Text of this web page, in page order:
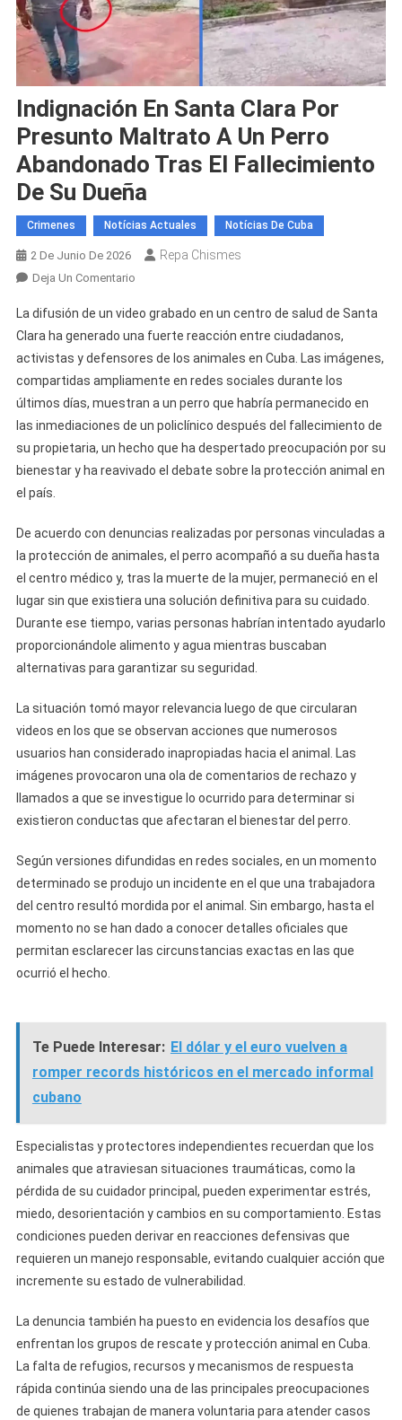
Indignación En Santa Clara Por
Presunto Maltrato A Un Perro
Abandonado Tras El Fallecimiento
De Su Dueña
Crimenes Notícias Actuales Notícias De Cuba
2 De Junio De 2026 Repa Chismes
Deja Un ComentarioEn
En
Santa
Clara
Por
Presunto
Maltrato
A
Un
Tras
Fallecimiento
De
Su
Dueña
La difusión de un video grabado en un centro de salud de Santa
Clara ha generado una fuerte reacción entre ciudadanos,
activistas y defensores de los animales en Cuba. Las imágenes,
compartidas ampliamente en redes sociales durante los
últimos días, muestran a un perro que habría permanecido en
las inmediaciones de un policlínico después del fallecimiento de
su propietaria, un hecho que ha despertado preocupación por su
bienestar y ha reavivado el debate sobre la protección animal en
el país.
De acuerdo con denuncias realizadas por personas vinculadas a
la protección de animales, el perro acompañó a su dueña hasta
el centro médico y, tras la muerte de la mujer, permaneció en el
lugar sin que existiera una solución definitiva para su cuidado.
Durante ese tiempo, varias personas habrían intentado ayudarlo
proporcionándole alimento y agua mientras buscaban
alternativas para garantizar su seguridad.
La situación tomó mayor relevancia luego de que circularan
videos en los que se observan acciones que numerosos
usuarios han considerado inapropiadas hacia el animal. Las
imágenes provocaron una ola de comentarios de rechazo y
llamados a que se investigue lo ocurrido para determinar si
existieron conductas que afectaran el bienestar del perro.
Según versiones difundidas en redes sociales, en un momento
determinado se produjo un incidente en el que una trabajadora
del centro resultó mordida por el animal. Sin embargo, hasta el
momento no se han dado a conocer detalles oficiales que
permitan esclarecer las circunstancias exactas en las que
ocurrió el hecho.
Te Puede Interesar: El dólar y el euro vuelven a
romper records históricos en el mercado informal
cubano
Especialistas y protectores independientes recuerdan que los
animales que atraviesan situaciones traumáticas, como la
pérdida de su cuidador principal, pueden experimentar estrés,
miedo, desorientación y cambios en su comportamiento. Estas
condiciones pueden derivar en reacciones defensivas que
requieren un manejo responsable, evitando cualquier acción que
incremente su estado de vulnerabilidad.
La denuncia también ha puesto en evidencia los desafíos que
enfrentan los grupos de rescate y protección animal en Cuba.
La falta de refugios, recursos y mecanismos de respuesta
rápida continúa siendo una de las principales preocupaciones
de quienes trabajan de manera voluntaria para atender casos